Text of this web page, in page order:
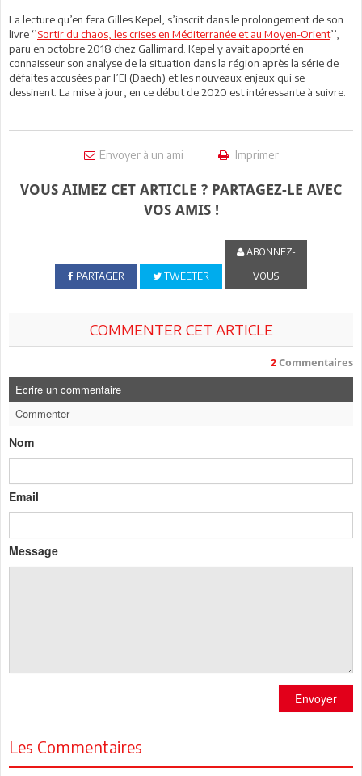
La lecture qu’en fera Gilles Kepel, s’inscrit dans le prolongement de son
livre ‘’Sortir du chaos, les crises en Méditerranée et au Moyen-Orient’’,
paru en octobre 2018 chez Gallimard. Kepel y avait apoprté en
connaisseur son analyse de la situation dans la région après la série de
défaites accusées par l’EI (Daech) et les nouveaux enjeux qui se
dessinent. La mise à jour, en ce début de 2020 est intéressante à suivre.
Envoyer à un ami Imprimer
VOUS AIMEZ CET ARTICLE ? PARTAGEZ-LE AVEC
VOS AMIS !
PARTAGER TWEETER
ABONNEZ-
VOUS
COMMENTER CET ARTICLE
2 Commentaires
Ecrire un commentaire
Commenter
Nom
Email
Message
Envoyer
Les Commentaires